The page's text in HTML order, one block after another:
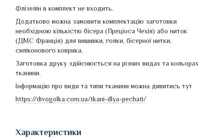
Флізелін в комплект не входить.
Додатково можна замовити комплектацію заготовки
необхідною кількістю бісера (Преціоса Чехія) або ниток
(ДМС Франція) для вишивки, голки, бісерної нитки,
силіконового коврика.
Заготовка друку здійснюється на різних видах та кольорах
тканини.
Інформацію про види та типи тканини можна дивитись тут
https://divogolka.com.ua/tkani-dlya-pechati/
Характеристики